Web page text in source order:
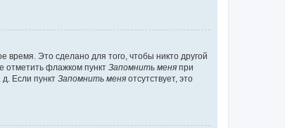
время. Это сделано для того, чтобы никто другой
отметить флажком пункт Запомнить меня при
Если пункт Запомнить меня отсутствует, это